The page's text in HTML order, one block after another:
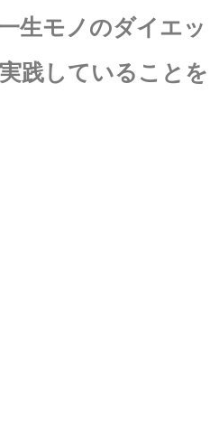
生モノのダイエッ
践していることを